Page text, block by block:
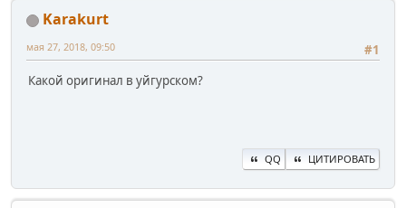
Karakurt
#1
мая 27, 2018, 09:50
Какой оригинал в уйгурском?
QQ ЦИТИРОВАТЬ